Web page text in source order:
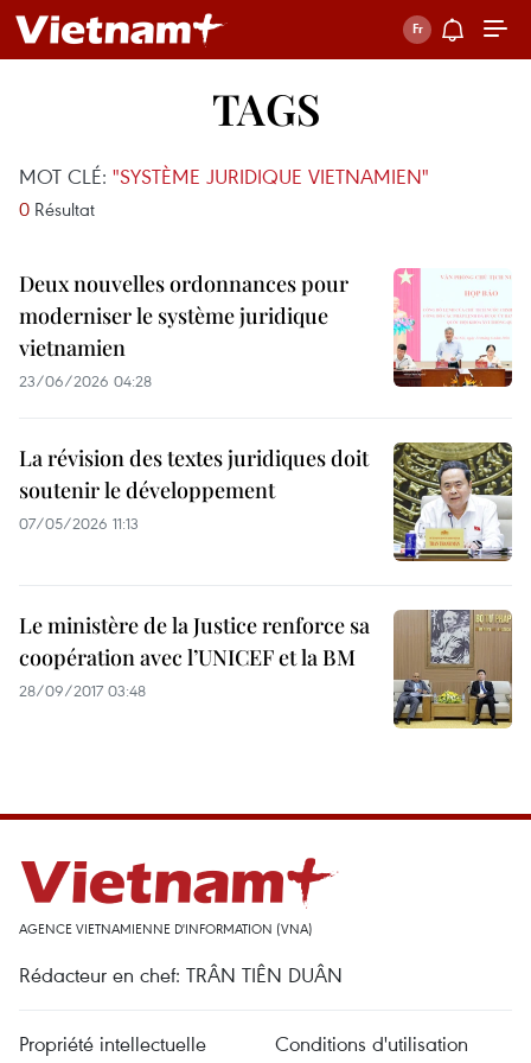
TAGS
MOT CLÉ: "SYSTÈME JURIDIQUE VIETNAMIEN"
0 Résultat
Deux nouvelles ordonnances pour
moderniser le système juridique
vietnamien
23/06/2026 04:28
La révision des textes juridiques doit
soutenir le développement
07/05/2026 11:13
Le ministère de la Justice renforce sa
coopération avec l’UNICEF et la BM
28/09/2017 03:48
AGENCE VIETNAMIENNE D'INFORMATION (VNA)
Rédacteur en chef: TRÂN TIÊN DUÂN
Propriété intellectuelle Conditions d'utilisation